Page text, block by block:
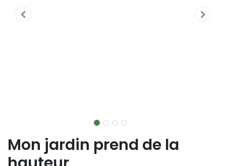
Mon jardin prend de la